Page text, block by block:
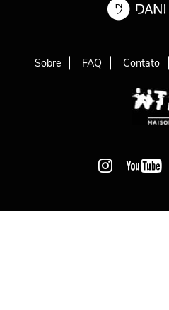
Sobre FAQ Contato